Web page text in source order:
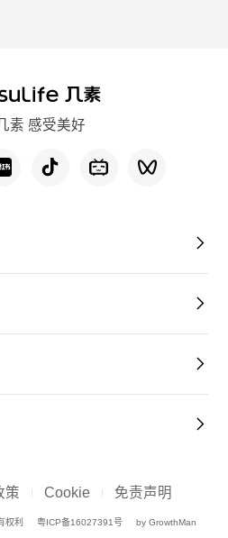
素 感受美好
权利 粤ICP备16027391号 by GrowthMan
策 Cookie 免责声明